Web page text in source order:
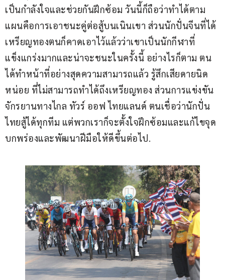
เป็นกำลังใจและช่วยกันฝึกซ้อม วันนี้ก็ถือว่าทำได้ตาม
แผนคือการเอาชนะคู่ต่อสู้บนเนินเขา ส่วนนักปั่นจีนที่ได้
เหรียญทองตนก็คาดเอาไว้แล้วว่าเขาเป็นนักกีฬาที่
แข็งแกร่งมากและน่าจะชนะในครั้งนี้ อย่างไรก็ตาม ตน
ได้ทำหน้าที่อย่างสุดความสามารถแล้ว รู้สึกเสียดายนิด
หน่อย ที่ไม่สามารถทำได้ถึงเหรียญทอง ส่วนการแข่งขัน
จักรยานทางไกล ทัวร์ ออฟ ไทยแลนด์ ตนเชื่อว่านักปั่น
ไทยสู้ได้ทุกทีม แต่พวกเราก็จะตั้งใจฝึกซ้อมและแก้ไขจุด
บกพร่องและพัฒนาฝีมือให้ดีขึ้นต่อไป.